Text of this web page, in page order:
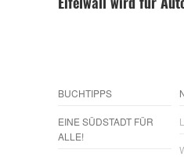
Eifelwall wird für
BUCHTIPPS
EINE SÜDSTADT FÜR
ALLE!